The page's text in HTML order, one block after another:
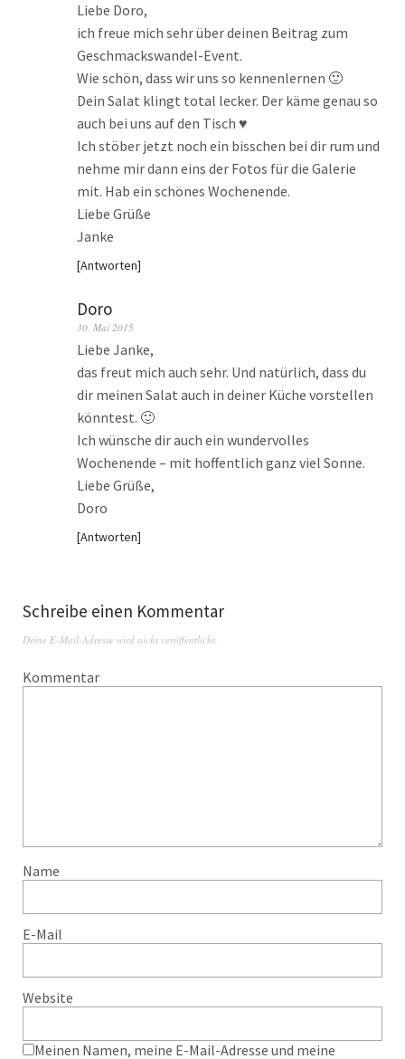
Liebe Doro,
ich freue mich sehr über deinen Beitrag zum
Geschmackswandel-Event.
Wie schön, dass wir uns so kennenlernen 🙂
Dein Salat klingt total lecker. Der käme genau so
auch bei uns auf den Tisch ♥
Ich stöber jetzt noch ein bisschen bei dir rum und
nehme mir dann eins der Fotos für die Galerie
mit. Hab ein schönes Wochenende.
Liebe Grüße
Janke
Antworten
Doro
30. Mai 2015
Liebe Janke,
das freut mich auch sehr. Und natürlich, dass du
dir meinen Salat auch in deiner Küche vorstellen
könntest. 🙂
Ich wünsche dir auch ein wundervolles
Wochenende – mit hoffentlich ganz viel Sonne.
Liebe Grüße,
Doro
Antworten
Schreibe einen Kommentar
Deine E-Mail-Adresse wird nicht veröffentlicht.
Kommentar
Name
E-Mail
Website
Meinen Namen, meine E-Mail-Adresse und meine